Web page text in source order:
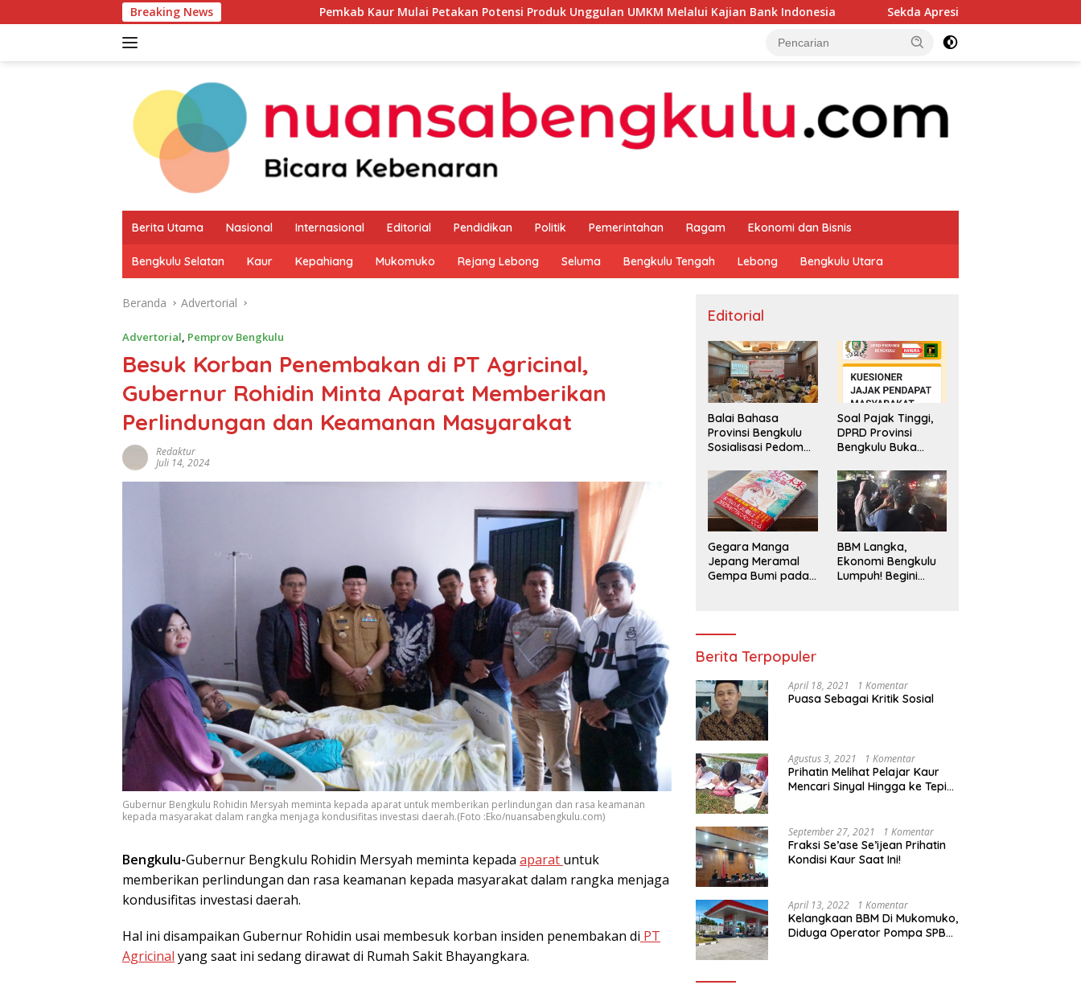
ke
Breaking News Pemkab Kaur Mulai Petakan Potensi Produk Unggulan UMKM Melalui Kajian Bank Indonesia Sekda Apresiasi Inspektorat Provinsi Bengkulu
Berita Utama Nasional Internasional Editorial Pendidikan Politik Pemerintahan Ragam Ekonomi dan Bisnis
Bengkulu Selatan Kaur Kepahiang Mukomuko Rejang Lebong Seluma Bengkulu Tengah Lebong Bengkulu Utara
Beranda Advertorial
Advertorial, Pemprov Bengkulu
Besuk Korban Penembakan di PT Agricinal,
Gubernur Rohidin Minta Aparat Memberikan
Perlindungan dan Keamanan Masyarakat
Redaktur
Juli 14, 2024
Gubernur Bengkulu Rohidin Mersyah meminta kepada aparat untuk memberikan perlindungan dan rasa keamanan
kepada masyarakat dalam rangka menjaga kondusifitas investasi daerah.(Foto :Eko/nuansabengkulu.com)
Bengkulu-Gubernur Bengkulu Rohidin Mersyah meminta kepada aparat untuk
memberikan perlindungan dan rasa keamanan kepada masyarakat dalam rangka menjaga
kondusifitas investasi daerah.
Hal ini disampaikan Gubernur Rohidin usai membesuk korban insiden penembakan di PT
Agricinal yang saat ini sedang dirawat di Rumah Sakit Bhayangkara.
Editorial
Balai Bahasa
Provinsi Bengkulu
Sosialisasi Pedoman
Penggunaan
Bahasa Indonesia
Soal Pajak Tinggi,
DPRD Provinsi
Bengkulu Buka
Pengaduan
Masyarakat
Gegara Manga
Jepang Meramal
Gempa Bumi pada
BBM Langka,
Ekonomi Bengkulu
Lumpuh! Begini
Berita Terpopuler
April 18, 2021 1 Komentar
Puasa Sebagai Kritik Sosial
Agustus 3, 2021 1 Komentar
Prihatin Melihat Pelajar Kaur
Mencari Sinyal Hingga ke Tepi
Segera Bertindak
September 27, 2021 1 Komentar
Fraksi Se’ase Se’ijean Prihatin
Kondisi Kaur Saat Ini!
April 13, 2022 1 Komentar
Kelangkaan BBM Di Mukomuko,
Diduga Operator Pompa SPBU